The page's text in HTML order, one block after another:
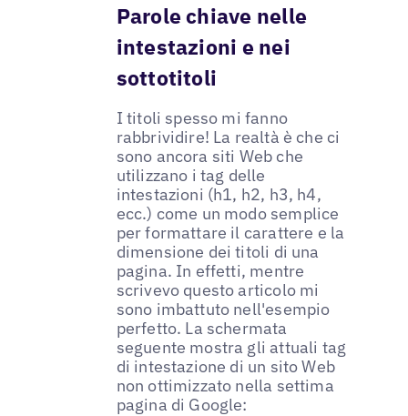
Parole chiave nelle
intestazioni e nei
sottotitoli
I titoli spesso mi fanno
rabbrividire! La realtà è che ci
sono ancora siti Web che
utilizzano i tag delle
intestazioni (h1, h2, h3, h4,
ecc.) come un modo semplice
per formattare il carattere e la
dimensione dei titoli di una
pagina. In effetti, mentre
scrivevo questo articolo mi
sono imbattuto nell'esempio
perfetto. La schermata
seguente mostra gli attuali tag
di intestazione di un sito Web
non ottimizzato nella settima
pagina di Google: